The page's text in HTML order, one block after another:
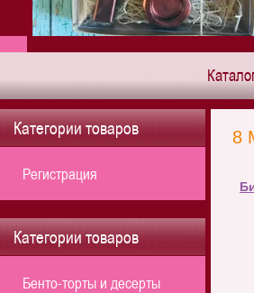
8
Категории товаров
Регистрация
Категории товаров
Бенто-торты и десерты